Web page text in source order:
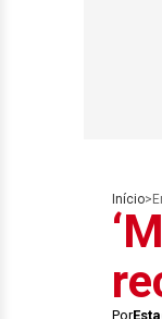
Início>
Por